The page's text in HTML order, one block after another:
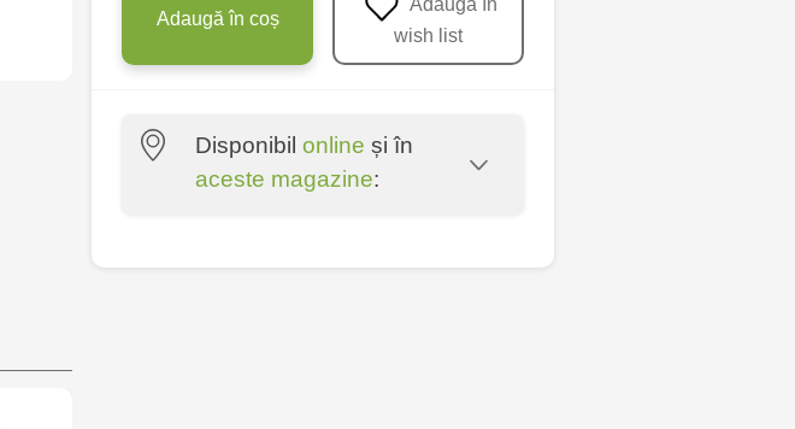
Adaugă în coș
wish list
Disponibil online și în
aceste magazine:
Socoleni, 7